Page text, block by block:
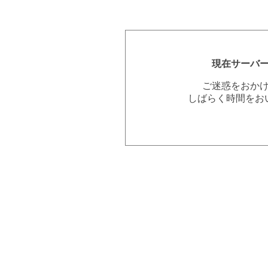
現在サーバ
ご迷惑をおか
しばらく時間を